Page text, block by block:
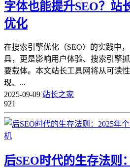
字体也能提升SEO？站
优化
在搜索引擎优化（SEO）的实践中
具，更是影响用户体验、搜索引擎
要载体。本文站长工具网将从可读
现、...
2025-09-09 站长之家
921
后SEO时代的生存法则